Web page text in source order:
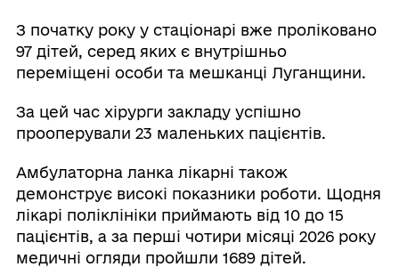
З початку року у стаціонарі вже проліковано
97 дітей, серед яких є внутрішньо
переміщені особи та мешканці Луганщини.
За цей час хірурги закладу успішно
прооперували 23 маленьких пацієнтів.
Амбулаторна ланка лікарні також
демонструє високі показники роботи. Щодня
лікарі поліклініки приймають від 10 до 15
пацієнтів, а за перші чотири місяці 2026 року
медичні огляди пройшли 1689 дітей.